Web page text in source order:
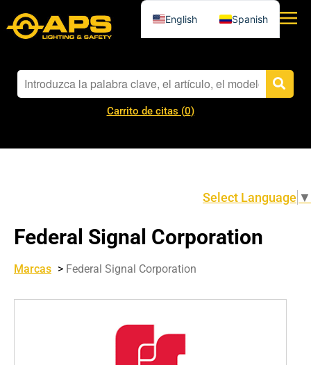
Carrito de citas (0)
Select Language ▼
Federal Signal Corporation
Marcas > Federal Signal Corporation
English Spanish